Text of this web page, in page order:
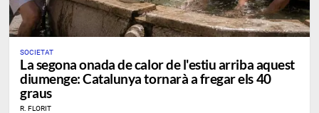
SOCIETAT
La segona onada de calor de l'estiu arriba aquest
diumenge: Catalunya tornarà a fregar els 40
graus
R. FLORIT